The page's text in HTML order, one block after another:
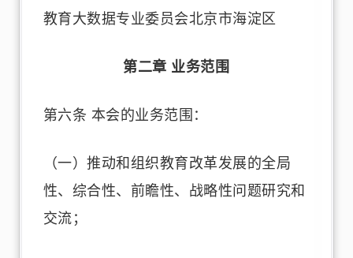
教育大数据专业委员会北京市海淀区
第二章 业务范围
第六条 本会的业务范围：
（一）推动和组织教育改革发展的全局
性、综合性、前瞻性、战略性问题研究和
交流；